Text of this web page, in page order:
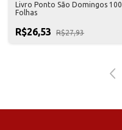
Livro Ponto São Domingos 100
Folhas
R$26,53 R$27,93